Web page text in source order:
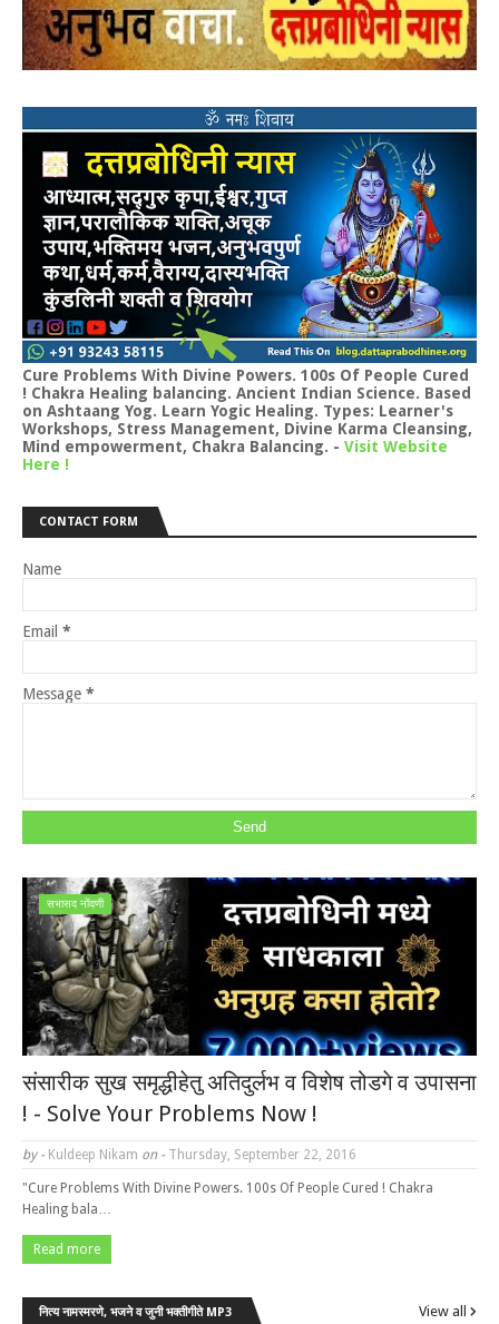
Cure Problems With Divine Powers. 100s Of People Cured
! Chakra Healing balancing. Ancient Indian Science. Based
on Ashtaang Yog. Learn Yogic Healing. Types: Learner's
Workshops, Stress Management, Divine Karma Cleansing,
Mind empowerment, Chakra Balancing. - Visit Website
Here !
CONTACT FORM
Name
Email *
Message *
सभासद नोंदणी
संसारीक सुख समृद्धीहेतु अतिदुर्लभ व विशेष तोडगे व उपासना
! - Solve Your Problems Now !
by - Kuldeep Nikam on - Thursday, September 22, 2016
"Cure Problems With Divine Powers. 100s Of People Cured ! Chakra
Healing bala…
Read more
नित्य नामस्मरणे, भजने व जुनी भक्तीगीते MP3 View all